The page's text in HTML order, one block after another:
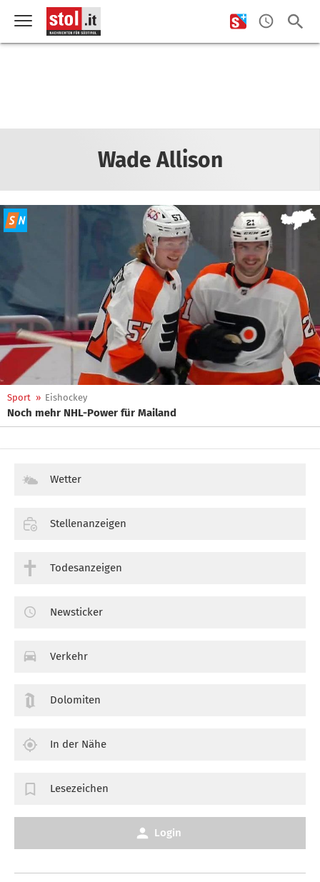
Wade Allison
Sport » Eishockey
Noch mehr NHL-Power für Mailand
Wetter
Stellenanzeigen
Todesanzeigen
Newsticker
Verkehr
Dolomiten
In der Nähe
Lesezeichen
Login